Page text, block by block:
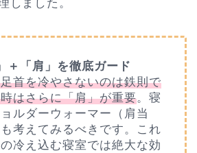
しました。
＋「肩」を徹底ガード
首を冷やさないのは鉄則で
はさらに「肩」が重要。寝
ルダーウォーマー（肩当
考えてみるべきです。これ
冷え込む寝室では絶大な効